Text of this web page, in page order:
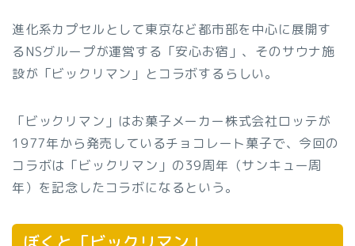
進化系カプセルとして東京など都市部を中心に展開す
るNSグループが運営する「安心お宿」、そのサウナ施
設が「ビックリマン」とコラボするらしい。
「ビックリマン」はお菓子メーカー株式会社ロッテが
1977年から発売しているチョコレート菓子で、今回の
コラボは「ビックリマン」の39周年（サンキュー周
年）を記念したコラボになるという。